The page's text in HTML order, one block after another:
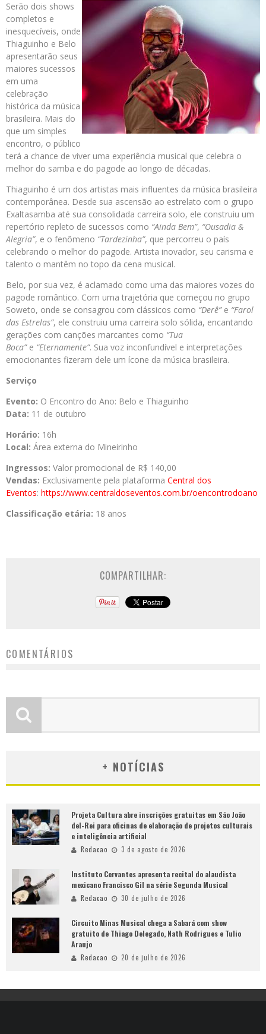
Serão dois shows
completos e
inesquecíveis, onde
Thiaguinho e Belo
apresentarão seus
maiores sucessos
em uma
celebração
histórica da música
brasileira. Mais do
que um simples
encontro, o público
terá a chance de viver uma experiência musical que celebra o
melhor do samba e do pagode ao longo de décadas.
Thiaguinho é um dos artistas mais influentes da música brasileira
contemporânea. Desde sua ascensão ao estrelato com o grupo
Exaltasamba até sua consolidada carreira solo, ele construiu um
repertório repleto de sucessos como “Ainda Bem”, “Ousadia &
Alegria”, e o fenômeno “Tardezinha”, que percorreu o país
celebrando o melhor do pagode. Artista inovador, seu carisma e
talento o mantêm no topo da cena musical.
Belo, por sua vez, é aclamado como uma das maiores vozes do
pagode romântico. Com uma trajetória que começou no grupo
Soweto, onde se consagrou com clássicos como “Derê”e “Farol
das Estrelas”, ele construiu uma carreira solo sólida, encantando
gerações com canções marcantes como “Tua
Boca”e “Eternamente”. Sua voz inconfundível e interpretações
emocionantes fizeram dele um ícone da música brasileira.
Serviço
Evento: O Encontro do Ano: Belo e Thiaguinho
Data: 11 de outubro
Horário: 16h
Local: Área externa do Mineirinho
Ingressos: Valor promocional de R$ 140,00
Vendas: Exclusivamente pela plataforma Central dos
Eventos: https://www.centraldoseventos.com.br/oencontrodoano
Classificação etária: 18 anos
COMPARTILHAR:
COMENTÁRIOS
+ NOTÍCIAS
Projeta Cultura abre inscrições gratuitas em São João
del-Rei para oficinas de elaboração de projetos culturais
e inteligência artificial
Redacao 3 de agosto de 2026
Instituto Cervantes apresenta recital do alaudista
mexicano Francisco Gil na série Segunda Musical
Redacao 30 de julho de 2026
Circuito Minas Musical chega a Sabará com show
gratuito de Thiago Delegado, Nath Rodrigues e Tulio
Araujo
Redacao 20 de julho de 2026